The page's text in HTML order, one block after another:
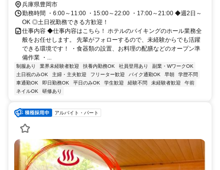
兵庫県豊岡市
勤務時間 ・6:00～11:00 ・15:00～22:00 ・17:00～21:00 ◆週2日～
OK ◎土日祝勤務できる方歓迎！
仕事内容 ◆仕事内容はこちら！ ホテルのバイキングのホール業務全
般をお任せします。 先輩がフォローするので、未経験からでも活躍
できる環境です！ ・食器類の設置、お料理の配膳などのオープン準
備作業 ・...
制服あり 業界未経験者歓迎 扶養内勤務OK 社員登用あり
副業・WワークOK
土日祝のみOK
主婦・主夫歓迎 フリーター歓迎 バイク通勤OK 早朝
学歴不問
車通勤OK
即日勤務OK 平日のみOK 学生歓迎 経験不問 未経験者歓迎
午前
ネイルOK
研修あり
アルバイト・パート